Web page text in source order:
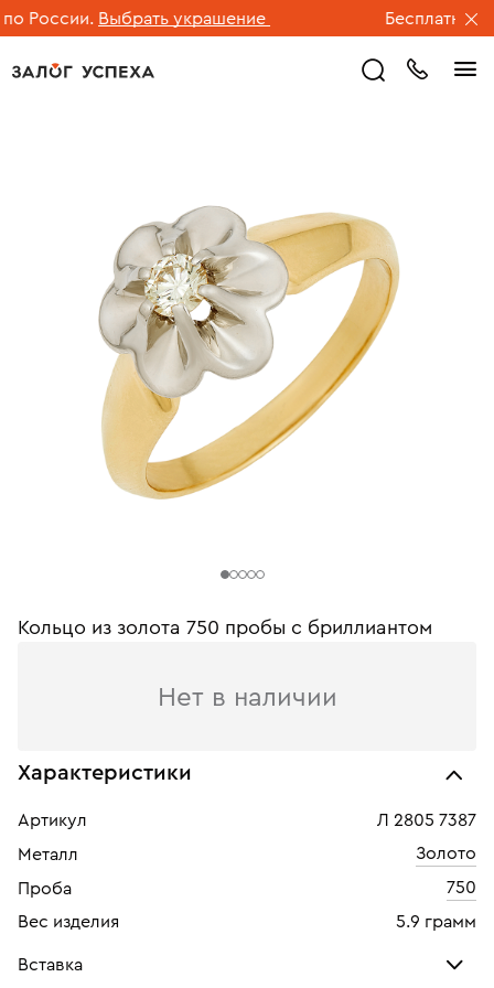
России. Выбрать украшение Бесплатная
Кольцо из золота 750 пробы с бриллиантом
Нет в наличии
Характеристики
Артикул
Л 2805 7387
Металл
Золото
Проба
750
Вес изделия
5.9 грамм
Вставка